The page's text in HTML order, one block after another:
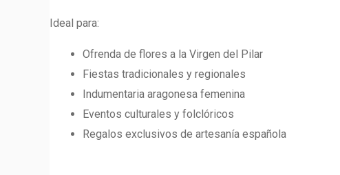
Ideal para:
Ofrenda de flores a la Virgen del Pilar
Fiestas tradicionales y regionales
Indumentaria aragonesa femenina
Eventos culturales y folclóricos
Regalos exclusivos de artesanía española